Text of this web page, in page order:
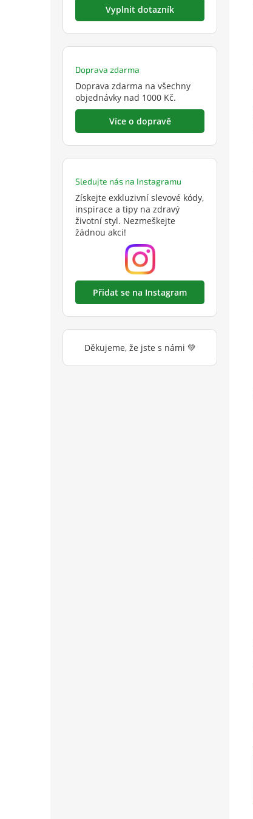
Vyplnit dotazník
Doprava zdarma
Doprava zdarma na všechny
objednávky nad 1000 Kč.
Více o dopravě
Sledujte nás na Instagramu
Získejte exkluzivní slevové kódy,
inspirace a tipy na zdravý
životní styl. Nezmeškejte
žádnou akci!
Přidat se na Instagram
Děkujeme, že jste s námi 💚